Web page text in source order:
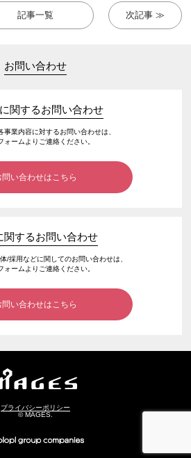
記事一覧 次記事 ≫
お問い合わせ
関するお問い合わせ
事業内容に対するお問い合わせは、
ォームよりご連絡ください。
問い合わせはこちら
関するお問い合わせ
/採用などに関してのお問い合わせは、
ォームよりご連絡ください。
問い合わせはこちら
プライバシーポリシー
© MAGES.